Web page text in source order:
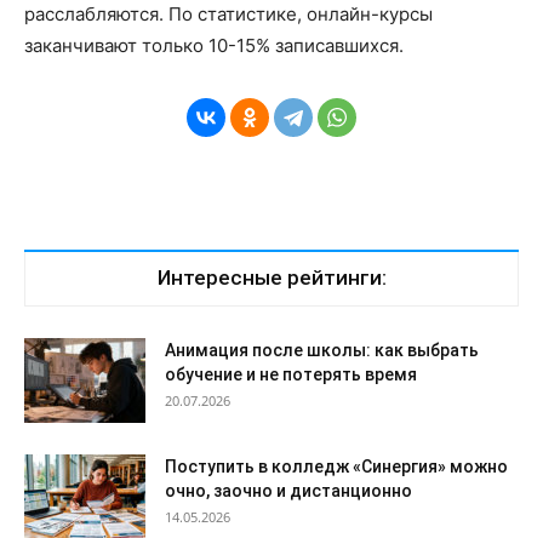
расслабляются. По статистике, онлайн-курсы
заканчивают только 10-15% записавшихся.
Интересные рейтинги:
Анимация после школы: как выбрать
обучение и не потерять время
20.07.2026
Поступить в колледж «Синергия» можно
очно, заочно и дистанционно
14.05.2026